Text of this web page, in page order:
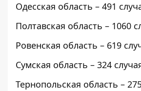
Одесская область – 491
Полтавская область – 1060
Ровенская область – 619
Сумская область – 324
Тернопольская область –